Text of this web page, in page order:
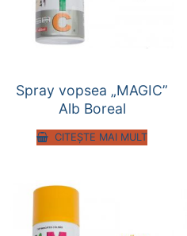
Spray vopsea „MAGIC”
Alb Boreal
CITEȘTE MAI MULT